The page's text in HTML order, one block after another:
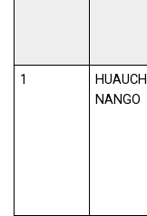
1
HUAUCHI
NANGO